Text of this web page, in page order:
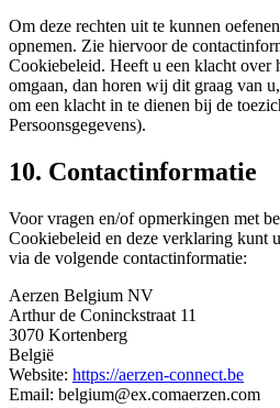
Om deze rechten uit te kunnen
opnemen. Zie hiervoor de
Cookiebeleid. Heeft u een klacht over
omgaan, dan horen wij dit graag van
om een klacht in te dienen bij de
Persoonsgegevens).
10. Contactinformatie
Voor vragen en/of opmerkingen met
Cookiebeleid en deze verklaring kunt
via de volgende contactinformatie:
Aerzen Belgium NV
Arthur de Coninckstraat 11
3070 Kortenberg
België
Website: https://aerzen-connect.be
Email: belgium@ex.comaerzen.com